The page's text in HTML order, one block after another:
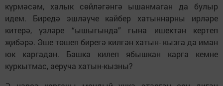
күр­мәсәм, халык сөйлә­гәнгә ышанмаган да булыр
идем. Биредә эшләүче кайбер хатыннарны ирләре
китерә, үзләре “ышыгында” гына ишектән кертеп
җибәрә. Эше төшеп бирегә килгән хатын- кызга да иман
юк каргадан. Башка килеп ябышкан карга кемне
куркытмас, аеруча хатын-кызны?